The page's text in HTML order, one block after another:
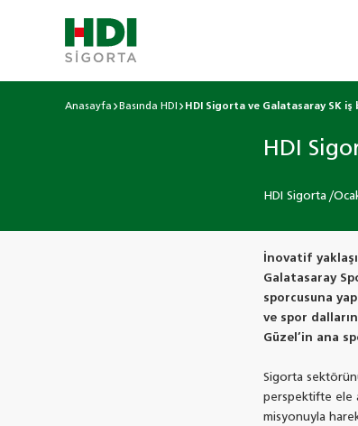
Anasayfa Basında HDI HDI Sigorta ve Galatasaray SK
HDI
HDI Sigorta /
İnovatif
Galatasaray
sporcusuna
ve spor
Güzel’in ana
Sigorta
perspektifte ele
misyonuyla